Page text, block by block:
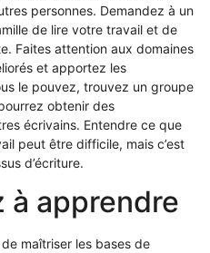
personnes. Demandez à un
de lire votre travail et de
Faites attention aux domaines
et apportez les
le pouvez, trouvez un groupe
obtenir des
écrivains. Entendre ce que
peut être difficile, mais c’est
d’écriture.
à apprendre
maîtriser les bases de